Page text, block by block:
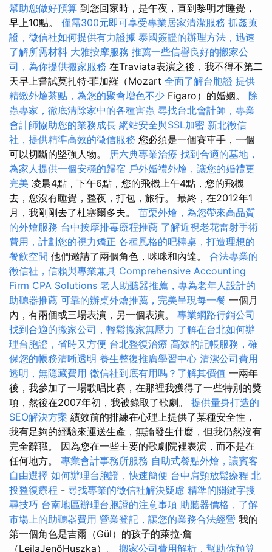
幫助您做好預算 到您回家時，是午夜，直到黎明才睡覺，
早上10點。 僅需300元即可享受專業居家清潔服務 抓姦蒐
證，徵信社如何提供有力證據 泰國簽證的辦理方法，迅速
了解所需材料 大雅按摩服務 推薦一些信譽良好的搬家公
司，為你提供搬家服務 在Traviata表演之後，我不得不第二
天早上嘗試莫扎特·菲加羅（Mozart 全面了解台胞證 提供
精緻外燴茶點，為您的聚會增色不少 Figaro）的婚姻。 除
蟲專家，徹底清除家中的各種害蟲 尋找台北會計師，專業
會計師協助您的業務成長 網站安全與SSL加密 新北徵信
社，提供精準高效的徵信服務 您必須是一個賽車手，一個
可以切斷的堅強人物。 唐六典專業治療 找到合適的墓地，
為家人提供一個安穩的歸宿 戶外婚禮外燴，讓您的婚禮更
完美 凌晨4點，下午6點，您的飛機上午4點，您的飛機
去，您沒有睡覺，整夜，打包，旅行。 最終，在2012年1
月，我剛剛去了杜塞爾多夫。 苗栗外燴，為您帶來高品質
的外燴服務 台中按摩排毒療程推薦 了解近視老花雷射手術
費用，計劃您的視力矯正 各種風格的吧檯桌，打造理想的
餐飲空間 他們邀請了兩個角色，咪咪和內達。 合法專業的
徵信社，信賴與專業兼具 Comprehensive Accounting
Firm CPA Solutions 老人助聽器推薦，專為老年人設計的
助聽器推薦 可靠的辦桌外燴推薦，完美呈現每一餐 一個月
內，有兩個或三場表演，另一個表演。 專業網路行銷公司
找到合適的搬家公司，輕鬆搬家無壓力 了解在台北如何辦
理台胞證，省時又方便 台北整復治療 高效的記帳服務，確
保您的帳務清晰透明 養生整復推廣學習中心 清潔公司費用
透明，無隱藏費用 徵信社到底有用嗎？了解其價值 一兩年
後，我參加了一場歌唱比賽，在那裡我獲得了一些特別的獎
項，然後在2007年初，我被錄取了歌劇。 提供量身打造的
SEO解決方案 績效前的排練在心理上提供了某種安全性，
我有足夠的經驗來運送生產，無論發生什麼，但我仍然沒有
完全辭職。 因為您在一些主要的歌劇院裡表演，而不是在
任何地方。 專業會計事務所服務 自助式餐點外燴，讓賓客
自由選擇 如何辦理台胞證，快速簡便 台中肩頸放鬆療程 北
投整復療程 - 尋找專業的徵信社解決疑慮 精準的關鍵字搜
尋技巧 台南地區辦理台胞證的注意事項 助聽器價格，了解
市場上的助聽器費用 營業登記，讓您的業務合法經營 我的
第一個角色是吉爾（Gül）的孩子的萊拉·詹
（LeilaJenőHuszka）。 搬家公司費用解析，幫助你預算